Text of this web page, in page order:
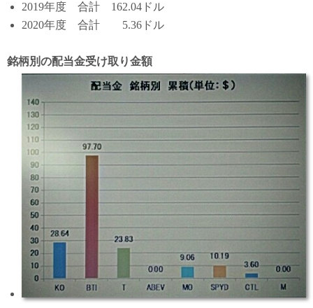
2019年度 合計 162.04ドル
2020年度 合計 5.36ドル
銘柄別の配当金受け取り金額